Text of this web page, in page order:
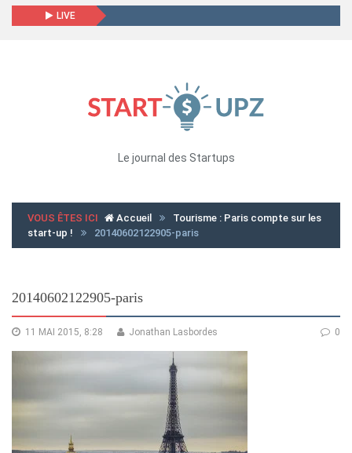
LIVE
Le journal des Startups
VOUS ÊTES ICI Accueil
Tourisme : Paris compte sur les
start-up !
20140602122905-paris
20140602122905-paris
11 MAI 2015, 8:28 0
Jonathan Lasbordes